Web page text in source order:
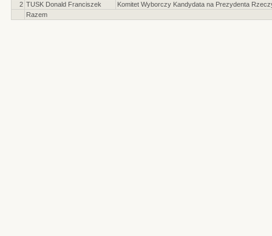
2 TUSK Donald Franciszek
Komitet Wyborczy Kandydata na Prezydenta
Razem